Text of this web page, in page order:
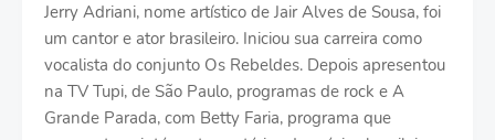
Jerry Adriani, nome artístico de Jair Alves de Sousa, foi
um cantor e ator brasileiro. Iniciou sua carreira como
vocalista do conjunto Os Rebeldes. Depois apresentou
na TV Tupi, de São Paulo, programas de rock e A
Grande Parada, com Betty Faria, programa que